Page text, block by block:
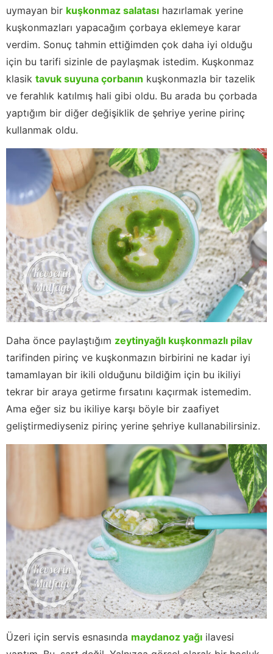
uymayan bir kuşkonmaz salatası hazırlamak yerine
kuşkonmazları yapacağım çorbaya eklemeye karar
verdim. Sonuç tahmin ettiğimden çok daha iyi olduğu
için bu tarifi sizinle de paylaşmak istedim. Kuşkonmaz
klasik tavuk suyuna çorbanın kuşkonmazla bir tazelik
ve ferahlık katılmış hali gibi oldu. Bu arada bu çorbada
yaptığım bir diğer değişiklik de şehriye yerine pirinç
kullanmak oldu.
Daha önce paylaştığım zeytinyağlı kuşkonmazlı pilav
tarifinden pirinç ve kuşkonmazın birbirini ne kadar iyi
tamamlayan bir ikili olduğunu bildiğim için bu ikiliyi
tekrar bir araya getirme fırsatını kaçırmak istemedim.
Ama eğer siz bu ikiliye karşı böyle bir zaafiyet
geliştirmediyseniz pirinç yerine şehriye kullanabilirsiniz.
Üzeri için servis esnasında maydanoz yağı ilavesi